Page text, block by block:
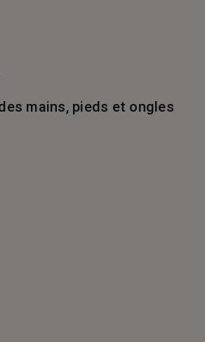
mains, pieds et ongles